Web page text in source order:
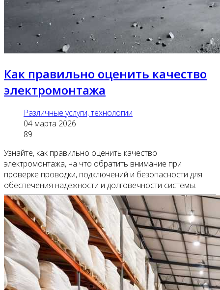
Как правильно оценить качество
электромонтажа
Различные услуги, технологии
04 марта 2026
89
Узнайте, как правильно оценить качество
электромонтажа, на что обратить внимание при
проверке проводки, подключений и безопасности для
обеспечения надежности и долговечности системы.